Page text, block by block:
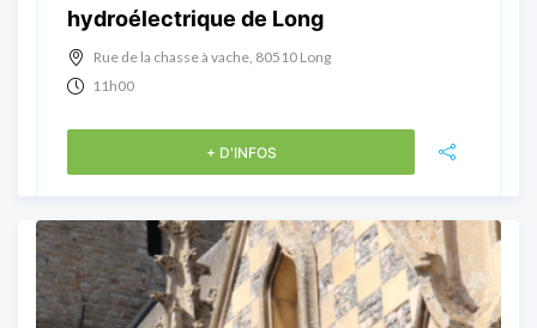
hydroélectrique de Long
Rue de la chasse à vache, 80510 Long
11h00
+ D'INFOS